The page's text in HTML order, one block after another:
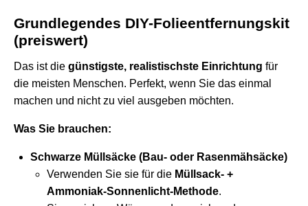
Grundlegendes DIY-Folieentfernungskit
(preiswert)
Das ist die günstigste, realistischste Einrichtung für
die meisten Menschen. Perfekt, wenn Sie das einmal
machen und nicht zu viel ausgeben möchten.
Was Sie brauchen:
Schwarze Müllsäcke (Bau- oder Rasenmähsäcke)
Verwenden Sie sie für die Müllsack- +
Ammoniak-Sonnenlicht-Methode.